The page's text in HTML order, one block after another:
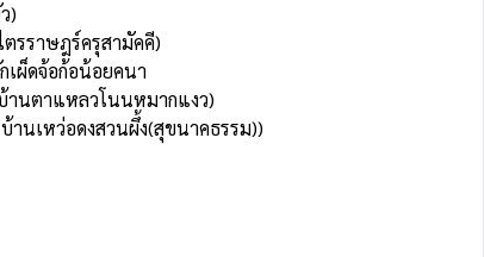
)
รราษฎร์ครุสามัคคี)
เผ็ดจ้อก้อน้อยคนา
านตาแหลวโนนหมากแงว)
านเหว่อดงสวนผึ้ง(สุขนาคธรรม))